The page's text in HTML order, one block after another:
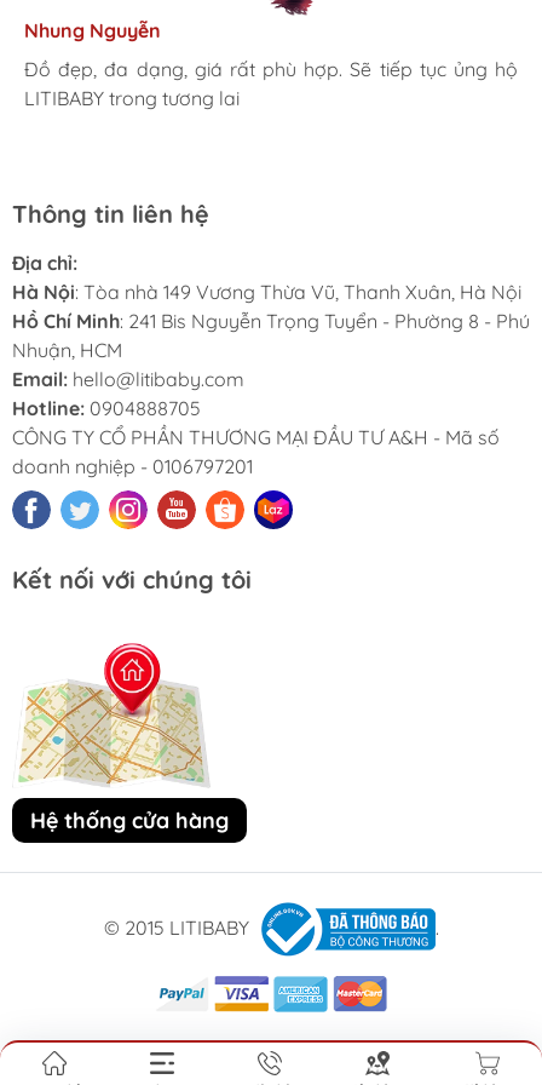
Tâm Vũ
Mình rất ưng khi đến LITIBABY. Ở đây có rất nhiều mặt
hàng phong phú, tha hồ lựa chọn. Nhân viên chuyên
Nhung Nguyễn
Đồ đẹp, đa dạng, giá rất phù hợp. Sẽ tiếp tục ủng hộ
LITIBABY trong tương lai
Ngọc Anh
Lần đầu mua hàng và trở thành khách hàng thân thiết
luôn. Tuyệt vời LITIBABY ơi
Nhà mình đã mua cho 3 con từ khi các bé mới 1 tuổi đến
giờ là 5 năm rồi, Sản phẩm tốt, giá hợp lý
Thu Thủy
LiTibaby đồ đẹp và nhiều mẫu mã, đặc biệt có nhiều
size đại, bé nhà mình hơn 50kg mua ở ngoài rất khó
Thông tin liên hệ
Địa chỉ:
Hà Nội: Tòa nhà 149 Vương Thừa Vũ, Thanh Xuân, Hà Nội
Hồ Chí Minh: 241 Bis Nguyễn Trọng Tuyển - Phường 8 - Phú
Nhuận, HCM
Email: hello@litibaby.com
Hotline: 0904888705
CÔNG TY CỔ PHẦN THƯƠNG MẠI ĐẦU TƯ A&H - Mã số
doanh nghiệp - 0106797201
Kết nối với chúng tôi
Hệ thống cửa hàng
© 2015 LITIBABY .